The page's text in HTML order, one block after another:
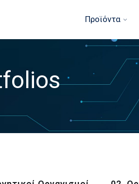
Προϊόντα